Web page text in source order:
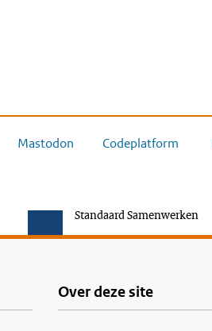
Mastodon Codeplatform
Standaard Samenwerken
Over deze site